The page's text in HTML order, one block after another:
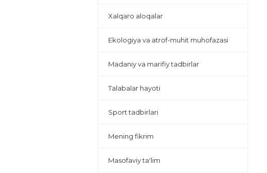
Xalqaro aloqalar
Ekologiya va atrof-muhit muhofazasi
Madaniy va marifiy tadbirlar
Talabalar hayoti
Sport tadbirlari
Mening fikrim
Masofaviy ta'lim